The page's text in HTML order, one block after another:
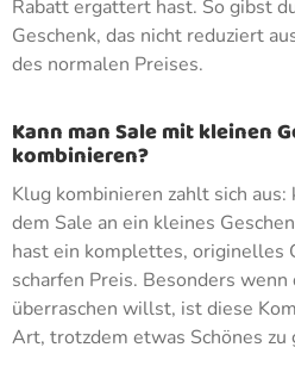
Rabatt ergattert hast. So gibst
Geschenk, das nicht reduziert
des normalen Preises.
Kann man Sale mit kleinen
kombinieren?
Klug kombinieren zahlt sich aus:
dem Sale an ein kleines
hast ein komplettes, originelles
scharfen Preis. Besonders
überraschen willst, ist diese
Art, trotzdem etwas Schönes zu